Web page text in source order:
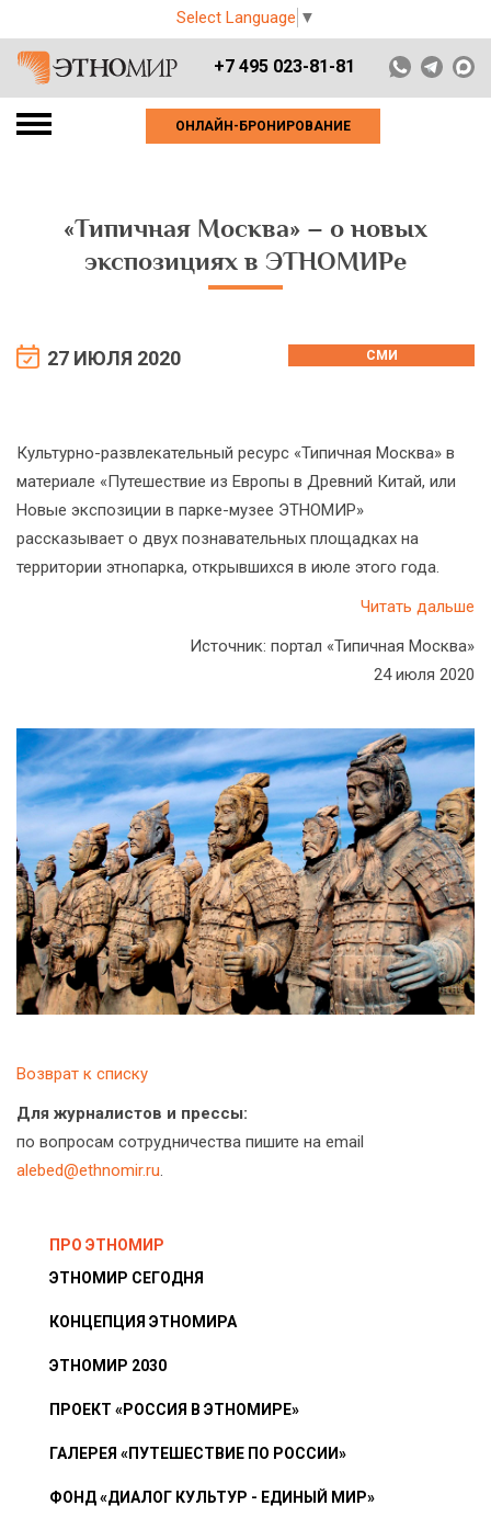
Select Language ▼
+7 495 023-81-81
ОНЛАЙН-БРОНИРОВАНИЕ
«Типичная Москва» – о новых
экспозициях в ЭТНОМИРе
27 ИЮЛЯ 2020 СМИ
Культурно-развлекательный ресурс «Типичная Москва» в
материале «Путешествие из Европы в Древний Китай, или
Новые экспозиции в парке-музее ЭТНОМИР»
рассказывает о двух познавательных площадках на
территории этнопарка, открывшихся в июле этого года.
Читать дальше
Источник: портал «Типичная Москва»
24 июля 2020
Возврат к списку
Для журналистов и прессы:
по вопросам сотрудничества пишите на email
alebed@ethnomir.ru
ПРО ЭТНОМИР
ЭТНОМИР СЕГОДНЯ
КОНЦЕПЦИЯ ЭТНОМИРА
ЭТНОМИР 2030
ПРОЕКТ «РОССИЯ В ЭТНОМИРЕ»
ГАЛЕРЕЯ «ПУТЕШЕСТВИЕ ПО РОССИИ»
ФОНД «ДИАЛОГ КУЛЬТУР - ЕДИНЫЙ МИР»